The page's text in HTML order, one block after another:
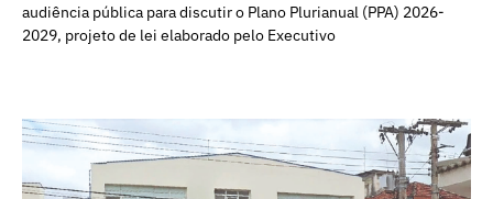
audiência pública para discutir o Plano Plurianual (PPA) 2026-
2029, projeto de lei elaborado pelo Executivo